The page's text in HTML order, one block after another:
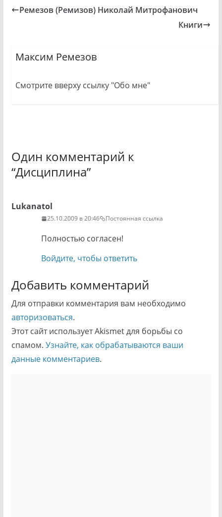
Ремезов (Ремизов) Николай Митрофанович
Книги
Максим Ремезов
Смотрите вверху ссылку "Обо мне"
Один комментарий к
“Дисциплина”
Lukanatol
25.10.2009 в 20:46 Постоянная ссылка
Полностью согласен!
Войдите, чтобы ответить
Добавить комментарий
Для отправки комментария вам необходимо
авторизоваться.
Этот сайт использует Akismet для борьбы со
спамом. Узнайте, как обрабатываются ваши
данные комментариев.